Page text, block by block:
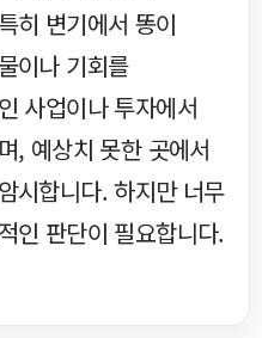
히 변기에서 똥이
이나 기회를
사업이나 투자에서
, 예상치 못한 곳에서
시합니다. 하지만 너무
인 판단이 필요합니다.